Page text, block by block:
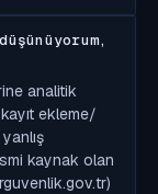
analitik
ekleme/
kaynak olan